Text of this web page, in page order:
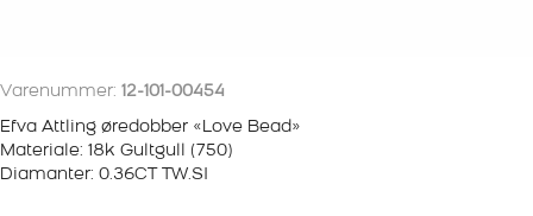
Varenummer: 12-101-00454
Efva Attling øredobber «Love Bead»
Materiale: 18k Gultgull (750)
Diamanter: 0.36CT TW.SI